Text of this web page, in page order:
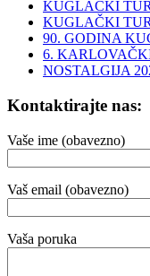
KUGLAČKI
KUGLAČKI
90. GODINA
6.
NOSTALGIJA
Kontaktirajte nas:
Vaše ime (obavezno)
Vaš email (obavezno)
Vaša poruka